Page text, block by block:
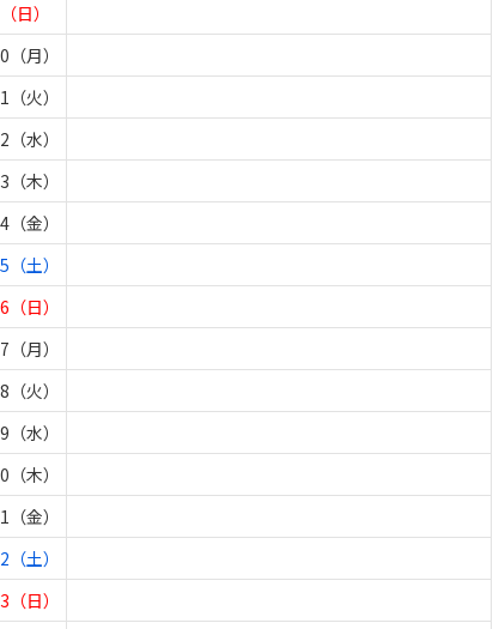
日）
（月）
（火）
（水）
（木）
（金）
（土）
（日）
（月）
（火）
（水）
（木）
（金）
（土）
（日）